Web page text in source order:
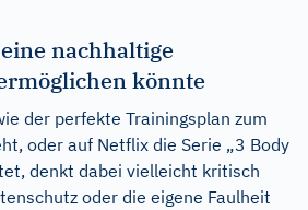
nachhaltige
könnte
der perfekte Trainingsplan zum
oder auf Netflix die Serie „3 Body
denkt dabei vielleicht kritisch
oder die eigene Faulheit